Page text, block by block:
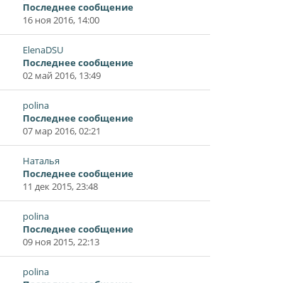
Последнее сообщение
16 ноя 2016, 14:00
ElenaDSU
Последнее сообщение
02 май 2016, 13:49
polina
Последнее сообщение
07 мар 2016, 02:21
Наталья
Последнее сообщение
11 дек 2015, 23:48
polina
Последнее сообщение
09 ноя 2015, 22:13
polina